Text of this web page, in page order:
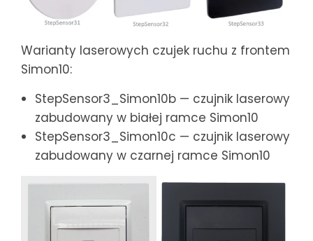
Warianty laserowych czujek ruchu z frontem
Simon10:
StepSensor3_Simon10b — czujnik laserowy
zabudowany w białej ramce Simon10
StepSensor3_Simon10c — czujnik laserowy
zabudowany w czarnej ramce Simon10